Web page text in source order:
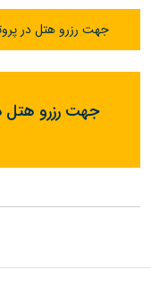
جهت رزرو هتل در
جهت رزرو هتل